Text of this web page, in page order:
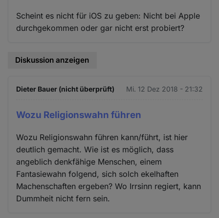
Scheint es nicht für iOS zu geben: Nicht bei Apple
durchgekommen oder gar nicht erst probiert?
Diskussion anzeigen
Dieter Bauer (nicht überprüft) Mi. 12 Dez 2018 - 21:32
Wozu Religionswahn führen
Wozu Religionswahn führen kann/führt, ist hier
deutlich gemacht. Wie ist es möglich, dass
angeblich denkfähige Menschen, einem
Fantasiewahn folgend, sich solch ekelhaften
Machenschaften ergeben? Wo Irrsinn regiert, kann
Dummheit nicht fern sein.